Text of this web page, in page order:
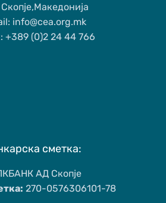
info@cea.org.mk
+389 (0)2 24 44 766
сметка:
АД Скопје
270-0576306101-78